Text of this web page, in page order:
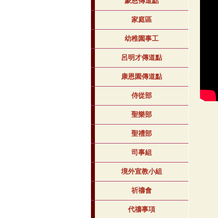
家庭區
幼稚園事工
呂明才傳道點
康恩園傳道點
侍從部
聖樂部
聖禮部
司事組
境外宣教小組
祈禱會
代禱事項